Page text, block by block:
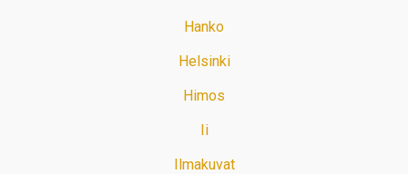
Hanko
Helsinki
Himos
Ii
Ilmakuvat